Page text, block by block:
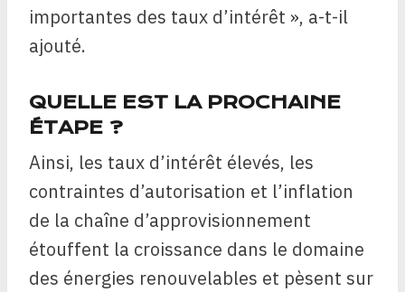
importantes des taux d’intérêt », a-t-il
ajouté.
QUELLE EST LA PROCHAINE
ÉTAPE ?
Ainsi, les taux d’intérêt élevés, les
contraintes d’autorisation et l’inflation
de la chaîne d’approvisionnement
étouffent la croissance dans le domaine
des énergies renouvelables et pèsent sur